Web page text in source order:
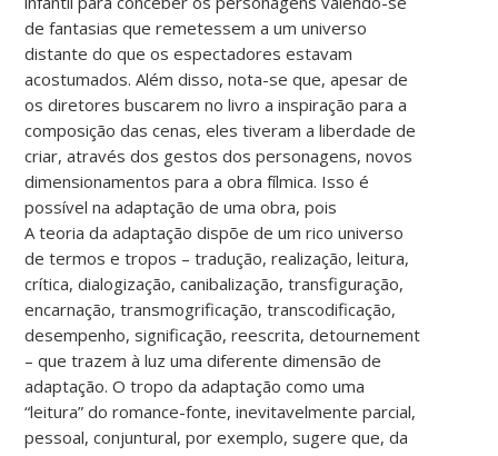
de fantasias que remetessem a um universo
distante do que os espectadores estavam
acostumados. Além disso, nota-se que, apesar de
os diretores buscarem no livro a inspiração para a
composição das cenas, eles tiveram a liberdade de
criar, através dos gestos dos personagens, novos
dimensionamentos para a obra fílmica. Isso é
possível na adaptação de uma obra, pois
A teoria da adaptação dispõe de um rico universo
de termos e tropos – tradução, realização, leitura,
crítica, dialogização, canibalização, transfiguração,
encarnação, transmogrificação, transcodificação,
desempenho, significação, reescrita, detournement
– que trazem à luz uma diferente dimensão de
adaptação. O tropo da adaptação como uma
“leitura” do romance-fonte, inevitavelmente parcial,
pessoal, conjuntural, por exemplo, sugere que, da